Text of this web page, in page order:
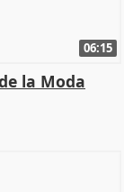
06:15
la Moda